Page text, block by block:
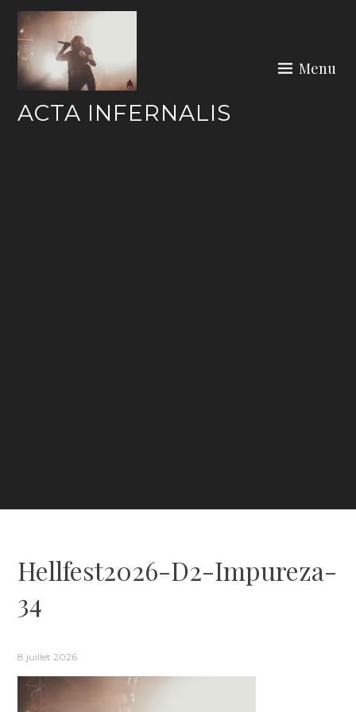
Skip
content
ACTA INFERNALIS
Menu
Hellfest2026-D2-Impureza-
34
8 juillet 2026